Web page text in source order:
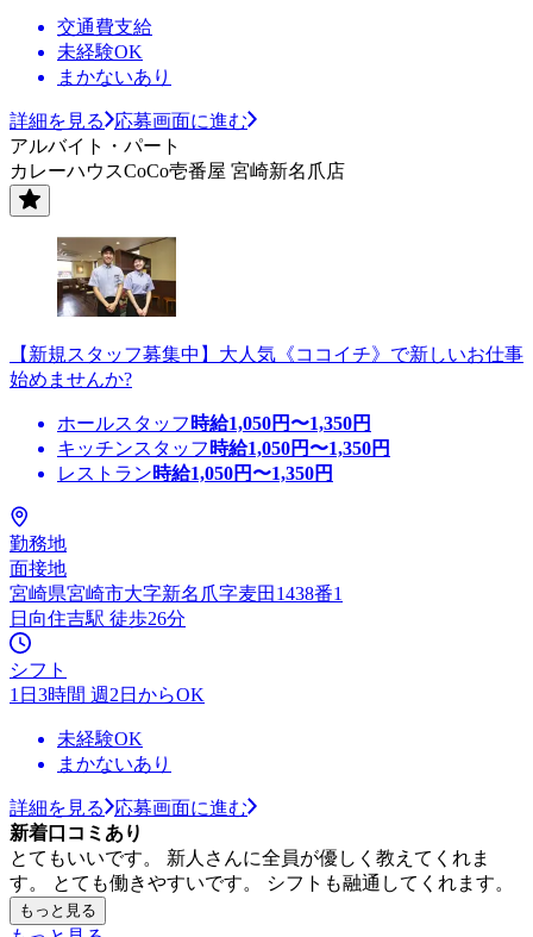
交通費支給
未経験OK
まかないあり
詳細を見る
応募画面に進む
アルバイト・パート
カレーハウスCoCo壱番屋 宮崎新名爪店
【新規スタッフ募集中】大人気《ココイチ》で新しいお仕事
始めませんか?
ホールスタッフ 時給1,050円〜1,350円
キッチンスタッフ 時給1,050円〜1,350円
レストラン時給1,050円〜1,350円
勤務地
面接地
宮崎県宮崎市大字新名爪字麦田1438番1
日向住吉駅 徒歩26分
シフト
1日3時間 週2日からOK
未経験OK
まかないあり
詳細を見る
応募画面に進む
新着口コミあり
とてもいいです。 新人さんに全員が優しく教えてくれま
す。 とても働きやすいです。 シフトも融通してくれます。
もっと見る